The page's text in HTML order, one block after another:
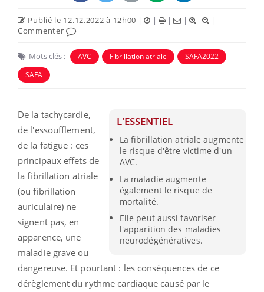
Publié le 12.12.2022 à 12h00 | | | |
|
Commenter
Mots clés : AVC Fibrillation atriale
SAFA2022
SAFA
L'ESSENTIEL
La fibrillation atriale augmente
le risque d'être victime d'un
AVC.
La maladie augmente
également le risque de
mortalité.
Elle peut aussi favoriser
l'apparition des maladies
neurodégénératives.
De la tachycardie,
de l'essoufflement,
de la fatigue : ces
principaux effets de
la fibrillation atriale
(ou fibrillation
auriculaire) ne
signent pas, en
apparence, une
maladie grave ou
dangereuse. Et pourtant : les conséquences de ce
dérèglement du rythme cardiaque causé par le